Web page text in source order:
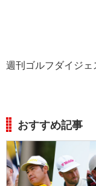
週刊ゴルフダイジ
おすすめ記事